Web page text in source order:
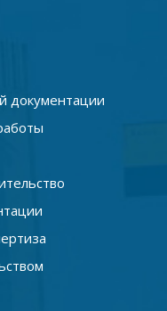
документации